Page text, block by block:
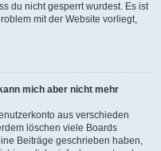
du nicht gesperrt wurdest. Es ist
mit der Website vorliegt,
mich aber nicht mehr
aus verschieden
löschen viele Boards
Beiträge geschrieben haben,